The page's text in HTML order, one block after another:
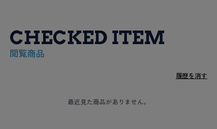
CHECKED ITEM
閲覧商品
履歴を消す
最近見た商品がありません。